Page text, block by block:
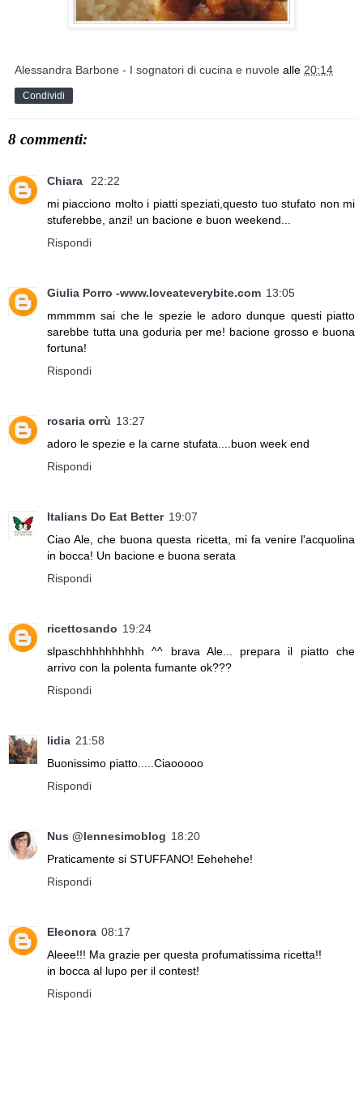
Alessandra Barbone - I sognatori di cucina e nuvole alle 20:14
Condividi
8 commenti:
Chiara
22:22
mi piacciono molto i piatti speziati,questo tuo stufato non mi
stuferebbe, anzi! un bacione e buon weekend...
Rispondi
Giulia Porro -www.loveateverybite.com 13:05
mmmmm sai che le spezie le adoro dunque questi piatto
sarebbe tutta una goduria per me! bacione grosso e buona
fortuna!
Rispondi
rosaria orrù 13:27
adoro le spezie e la carne stufata....buon week end
Rispondi
Italians Do Eat Better 19:07
Ciao Ale, che buona questa ricetta, mi fa venire l'acquolina
in bocca! Un bacione e buona serata
Rispondi
ricettosando 19:24
slpaschhhhhhhhhh ^^ brava Ale... prepara il piatto che
arrivo con la polenta fumante ok???
Rispondi
lidia 21:58
Buonissimo piatto.....Ciaooooo
Rispondi
Nus @lennesimoblog 18:20
Praticamente si STUFFANO! Eehehehe!
Rispondi
Eleonora 08:17
Aleee!!! Ma grazie per questa profumatissima ricetta!!
in bocca al lupo per il contest!
Rispondi